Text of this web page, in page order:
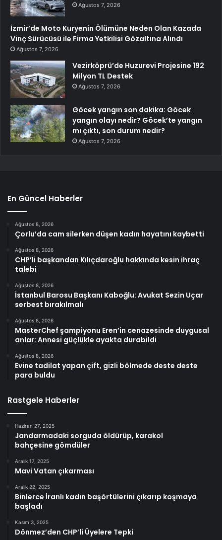
Ağustos 7, 2026
İzmir’de Moto Kuryenin Ölümüne Neden Olan Kazada
Vinç Sürücüsü ile Firma Yetkilisi Gözaltına Alındı
Ağustos 7, 2026
Vezirköprü’de Huzurevi Projesine 192
Milyon TL Destek
Ağustos 7, 2026
Göcek yangın son dakika: Göcek
yangın olayı nedir? Göcek’te yangın
mı çıktı, son durum nedir?
Ağustos 7, 2026
En Güncel Haberler
Ağustos 8, 2026
Çorlu’da cam silerken düşen kadın hayatını kaybetti
Ağustos 8, 2026
CHP’li başkandan Kılıçdaroğlu hakkında kesin ihraç
talebi
Ağustos 8, 2026
İstanbul Barosu Başkanı Kaboğlu: Avukat Sezin Uçar
serbest bırakılmalı
Ağustos 8, 2026
MasterChef şampiyonu Eren’in cenazesinde duygusal
anlar: Annesi güçlükle ayakta durabildi
Ağustos 8, 2026
Evine tadilat yapan çift, gizli bölmede deste deste
para buldu
Rastgele Haberler
Haziran 27, 2025
Jandarmadaki sorguda öldürüp, karakol
bahçesine gömdüler
Aralık 17, 2025
Mavi Vatan çıkarması
Aralık 22, 2025
Binlerce İranlı kadın başörtülerini çıkarıp koşmaya
başladı
Kasım 3, 2025
Dönmez’den CHP’li Üyelere Tepki